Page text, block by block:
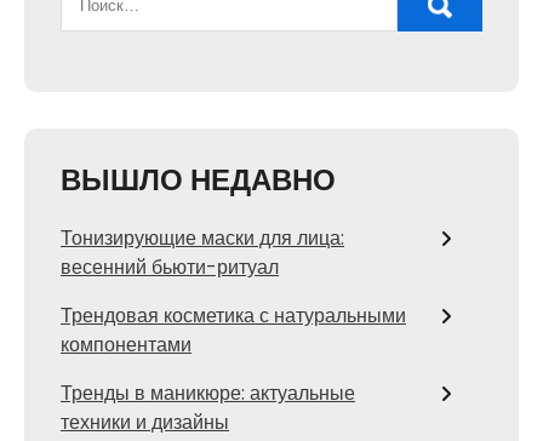
ВЫШЛО НЕДАВНО
Тонизирующие маски для лица:
весенний бьюти-ритуал
Трендовая косметика с натуральными
компонентами
Тренды в маникюре: актуальные
техники и дизайны